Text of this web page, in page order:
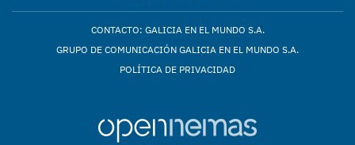
CONTACTO: GALICIA EN EL MUNDO S.A.
GRUPO DE COMUNICACIÓN GALICIA EN EL MUNDO S.A.
POLÍTICA DE PRIVACIDAD